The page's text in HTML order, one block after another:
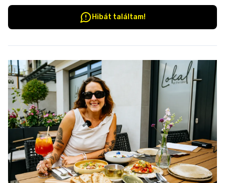
Hibát találtam!